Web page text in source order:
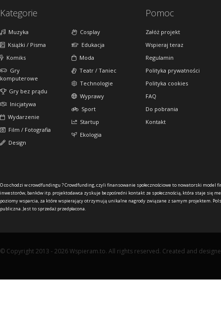
Kategorie
Muzyka
Książki / Pisma
Komiks
Gry
komputerowe
Gry bez prądu
Inicjatywa
Wydarzenie
Film / Fotografia
Design
Cosplay
Edukacja
Moda
Teatr / Taniec
Technologie
Wyprawy
Sport
Startup
Ekologia
Pomoc
Załóż projekt
Wspieraj teraz
Regulamin
Polityka prywatności
Polityka cookies
FAQ
Do pobrania
Kontakt
O co chodzi w crowdfundingu ?Crowdfunding, czyli finansowanie społecznościowe to nowatorski model
inwestorów, banków itp. projektodawca zyskuje bezpośredni kontakt ze społecznością, która staje się
poziomy wsparcia, za które wspierający otrzymują unikalne nagrody związane z samym projektem.
publiczna. Jest to sprzedaż przedpłacona.
© Copyright 2013 - 2026 Wspieram.to. All rights reserved. Created and